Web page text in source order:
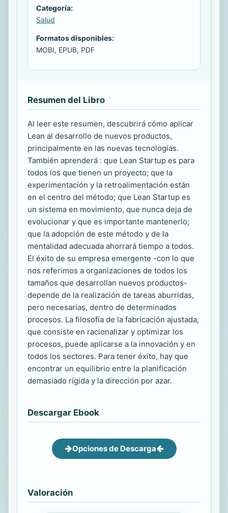
Categoría:
Salud
Formatos disponibles:
MOBI, EPUB, PDF
Resumen del Libro
Al leer este resumen, descubrirá cómo aplicar
Lean al desarrollo de nuevos productos,
principalmente en las nuevas tecnologías.
También aprenderá : que Lean Startup es para
todos los que tienen un proyecto; que la
experimentación y la retroalimentación están
en el centro del método; que Lean Startup es
un sistema en movimiento, que nunca deja de
evolucionar y que es importante mantenerlo;
que la adopción de este método y de la
mentalidad adecuada ahorrará tiempo a todos.
El éxito de su empresa emergente -con lo que
nos referimos a organizaciones de todos los
tamaños que desarrollan nuevos productos-
depende de la realización de tareas aburridas,
pero necesarias, dentro de determinados
procesos. La filosofía de la fabricación ajustada,
que consiste en racionalizar y optimizar los
procesos, puede aplicarse a la innovación y en
todos los sectores. Para tener éxito, hay que
encontrar un equilibrio entre la planificación
demasiado rígida y la dirección por azar.
Descargar Ebook
Opciones de Descarga
Valoración